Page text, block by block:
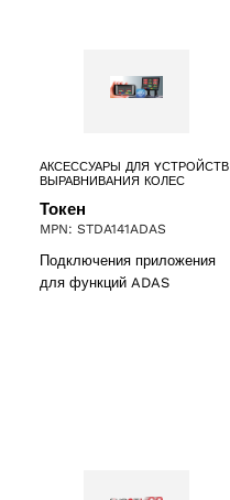
АКСЕССУАРЫ ДЛЯ YСТРОЙСТВ
ВЫРАВНИВАНИЯ КОЛЕС
Токен
MPN: STDA141ADAS
Подключения приложения
для функций ADAS